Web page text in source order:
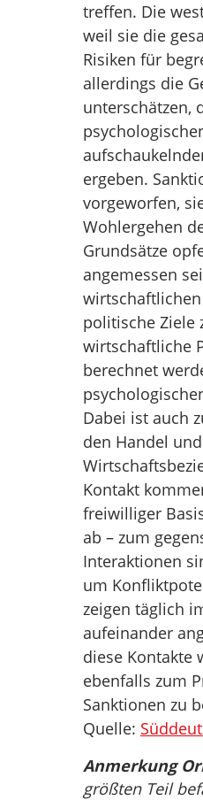
treffen. Die
weil sie die
Risiken für
allerdings die
unterschätzen,
ergeben.
vorgeworfen,
Wohlergehen
Grundsätze
angemessen
politische Ziele
wirtschaftliche
berechnet
Dabei ist auch
den Handel
Kontakt
freiwilliger
ab – zum
Interaktionen
um
zeigen täglich
aufeinander
diese Kontakte
ebenfalls zum
Sanktionen zu
Quelle:
Anmerkung
größten Teil